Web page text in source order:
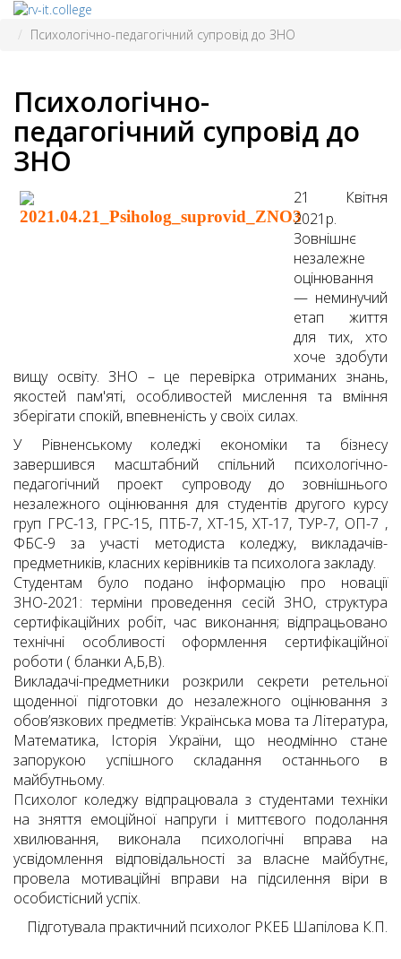
Психологічно-педагогічний супровід до ЗНО
Психологічно-
педагогічний супровід до
ЗНО
21 Квітня
2021р.
Зовнішнє
незалежне
оцінювання
— неминучий
етап життя
для тих, хто
хоче здобути
вищу освіту. ЗНО – це перевірка отриманих знань,
якостей пам'яті, особливостей мислення та вміння
зберігати спокій, впевненість у своїх силах.
У Рівненському коледжі економіки та бізнесу
завершився масштабний спільний психологічно-
педагогічний проект супроводу до зовнішнього
незалежного оцінювання для студентів другого курсу
груп ГРС-13, ГРС-15, ПТБ-7, ХТ-15, ХТ-17, ТУР-7, ОП-7 ,
ФБС-9 за участі методиста коледжу, викладачів-
предметників, класних керівників та психолога закладу.
Студентам було подано інформацію про новації
ЗНО-2021: терміни проведення сесій ЗНО, структура
сертифікаційних робіт, час виконання; відпрацьовано
технічні особливості оформлення сертифікаційної
роботи ( бланки А,Б,В).
Викладачі-предметники розкрили секрети ретельної
щоденної підготовки до незалежного оцінювання з
обов’язкових предметів: Українська мова та Література,
Математика, Історія України, що неодмінно стане
запорукою успішного складання останнього в
майбутньому.
Психолог коледжу відпрацювала з студентами техніки
на зняття емоційної напруги і миттєвого подолання
хвилювання, виконала психологічні вправа на
усвідомлення відповідальності за власне майбутнє,
провела мотиваційні вправи на підсилення віри в
особистісний успіх.
Підготувала практичний психолог РКЕБ Шапілова К.П.